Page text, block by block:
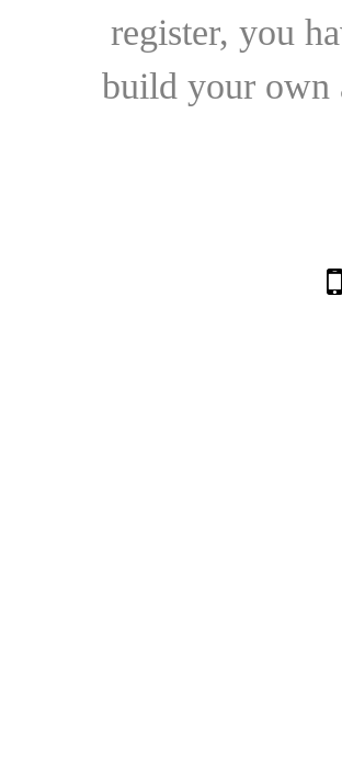
register, you
build your own